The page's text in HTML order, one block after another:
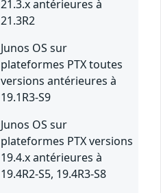
21.3.x antérieures à
21.3R2
Junos OS sur
plateformes PTX toutes
versions antérieures à
19.1R3-S9
Junos OS sur
plateformes PTX versions
19.4.x antérieures à
19.4R2-S5, 19.4R3-S8